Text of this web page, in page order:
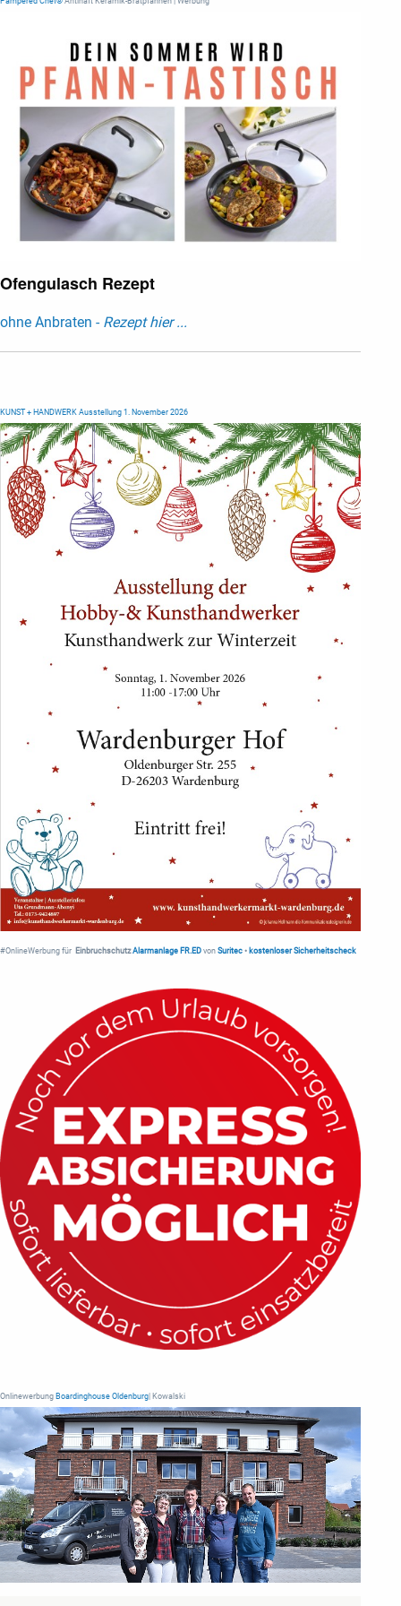
Ofengulasch Rezept
ohne Anbraten - Rezept hier ...
KUNST + HANDWERK Ausstellung 1. November 2026
#OnlineWerbung für Einbruchschutz Alarmanlage FR.ED von Suritec • kostenloser Sicherheitscheck
Onlinewerbung Boardinghouse Oldenburg | Kowalski